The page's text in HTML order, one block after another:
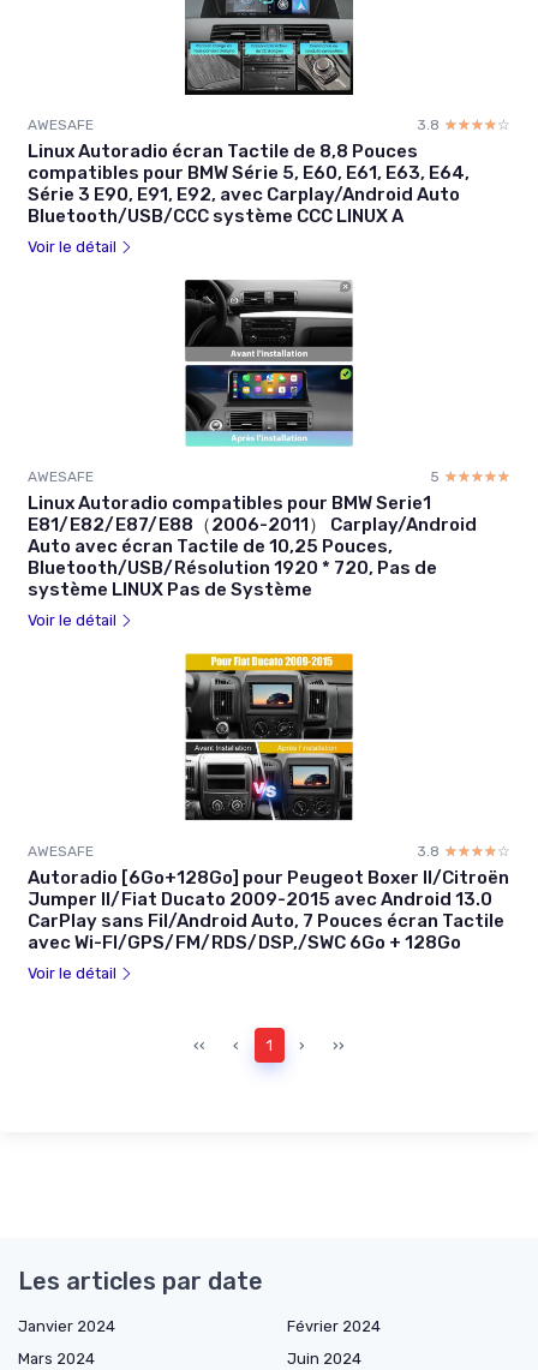
AWESAFE 3.8 ☆☆☆☆☆
★★★★★
Linux Autoradio écran Tactile de 8,8 Pouces
compatibles pour BMW Série 5, E60, E61, E63, E64,
Série 3 E90, E91, E92, avec Carplay/Android Auto
Bluetooth/USB/CCC système CCC LINUX A
Voir le détail
AWESAFE 5 ☆☆☆☆☆
★★★★★
Linux Autoradio compatibles pour BMW Serie1
E81/E82/E87/E88（2006-2011） Carplay/Android
Auto avec écran Tactile de 10,25 Pouces,
Bluetooth/USB/Résolution 1920 * 720, Pas de
système LINUX Pas de Système
Voir le détail
AWESAFE 3.8 ☆☆☆☆☆
★★★★★
Autoradio [6Go+128Go] pour Peugeot Boxer II/Citroën
Jumper II/Fiat Ducato 2009-2015 avec Android 13.0
CarPlay sans Fil/Android Auto, 7 Pouces écran Tactile
avec Wi-FI/GPS/FM/RDS/DSP,/SWC 6Go + 128Go
Voir le détail
‹‹ ‹ 1 › ››
Les articles par date
Janvier 2024
Février 2024
Mars 2024
Juin 2024